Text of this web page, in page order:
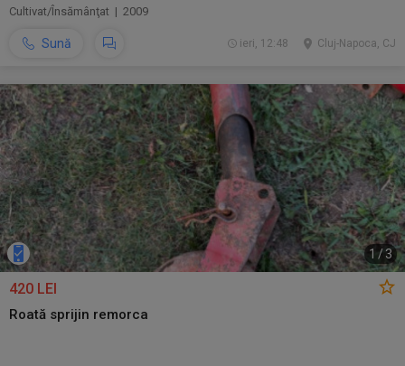
Cultivat/Însămânţat | 2009
Sună Cluj-Napoca, CJ
ieri, 12:48
1 /3
420 LEI
Roată sprijin remorca